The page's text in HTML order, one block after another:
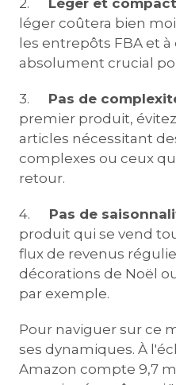
léger coûtera bien
les entrepôts FBA et
absolument crucial
3. Pas de
premier produit,
articles nécessitant
complexes ou ceux
retour.
4. Pas de
produit qui se vend
flux de revenus
décorations de Noël
par exemple.
Pour naviguer sur ce
ses dynamiques. À
Amazon compte 9,7